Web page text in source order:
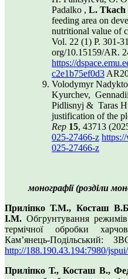
Padalko , L. Tkach
feeding area on
nutritional value of
Vol. 22 (1) P. 301-
org/10.15159/AR.
https://
c2e1b75ef0d3
Volodymyr
Kyurchev,
Pidlisnyj & Taras
justification of the
Rep 15, 43713
025-27466-z
025-27466-z
монографії (розділи
Приліпко Т.М., Косташ
І.М. Обгрунтування
термічної обробки
Кам’янець-
http://188.190.43.194:7980/
Приліпко Т., Косташ В.,